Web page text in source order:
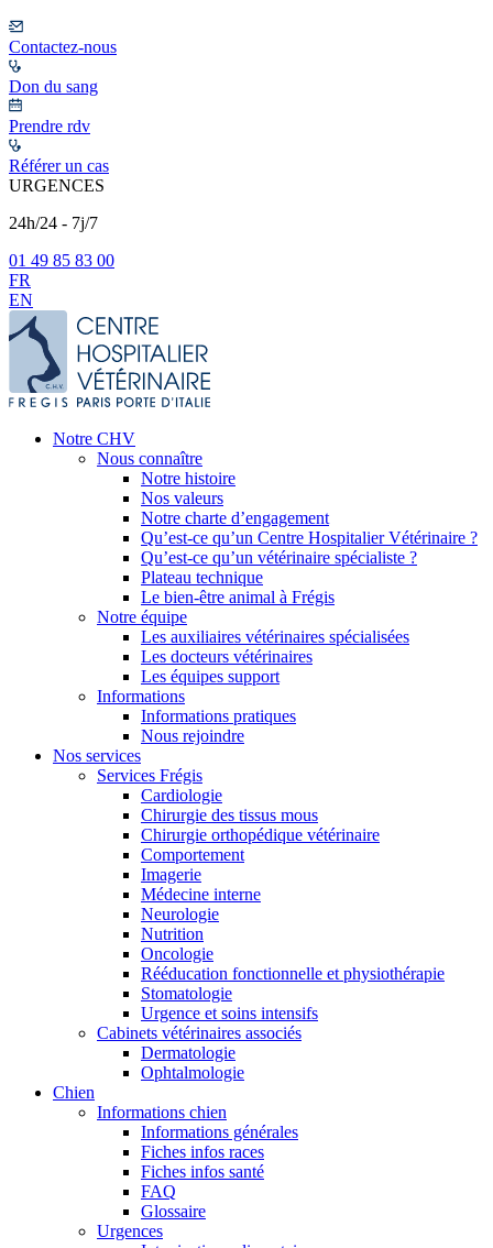
Contactez-nous
Don du sang
Prendre rdv
Référer un cas
URGENCES
24h/24 - 7j/7
01 49 85 83 00
FR
EN
Notre CHV
Nous connaître
Notre histoire
Nos valeurs
Notre charte d’engagement
Qu’est-ce qu’un Centre Hospitalier Vétérinaire ?
Qu’est-ce qu’un vétérinaire spécialiste ?
Plateau technique
Le bien-être animal à Frégis
Notre équipe
Les auxiliaires vétérinaires spécialisées
Les docteurs vétérinaires
Les équipes support
Informations
Informations pratiques
Nous rejoindre
Nos services
Services Frégis
Cardiologie
Chirurgie des tissus mous
Chirurgie orthopédique vétérinaire
Comportement
Imagerie
Médecine interne
Neurologie
Nutrition
Oncologie
Rééducation fonctionnelle et physiothérapie
Stomatologie
Urgence et soins intensifs
Cabinets vétérinaires associés
Dermatologie
Ophtalmologie
Chien
Informations chien
Informations générales
Fiches infos races
Fiches infos santé
FAQ
Glossaire
Urgences